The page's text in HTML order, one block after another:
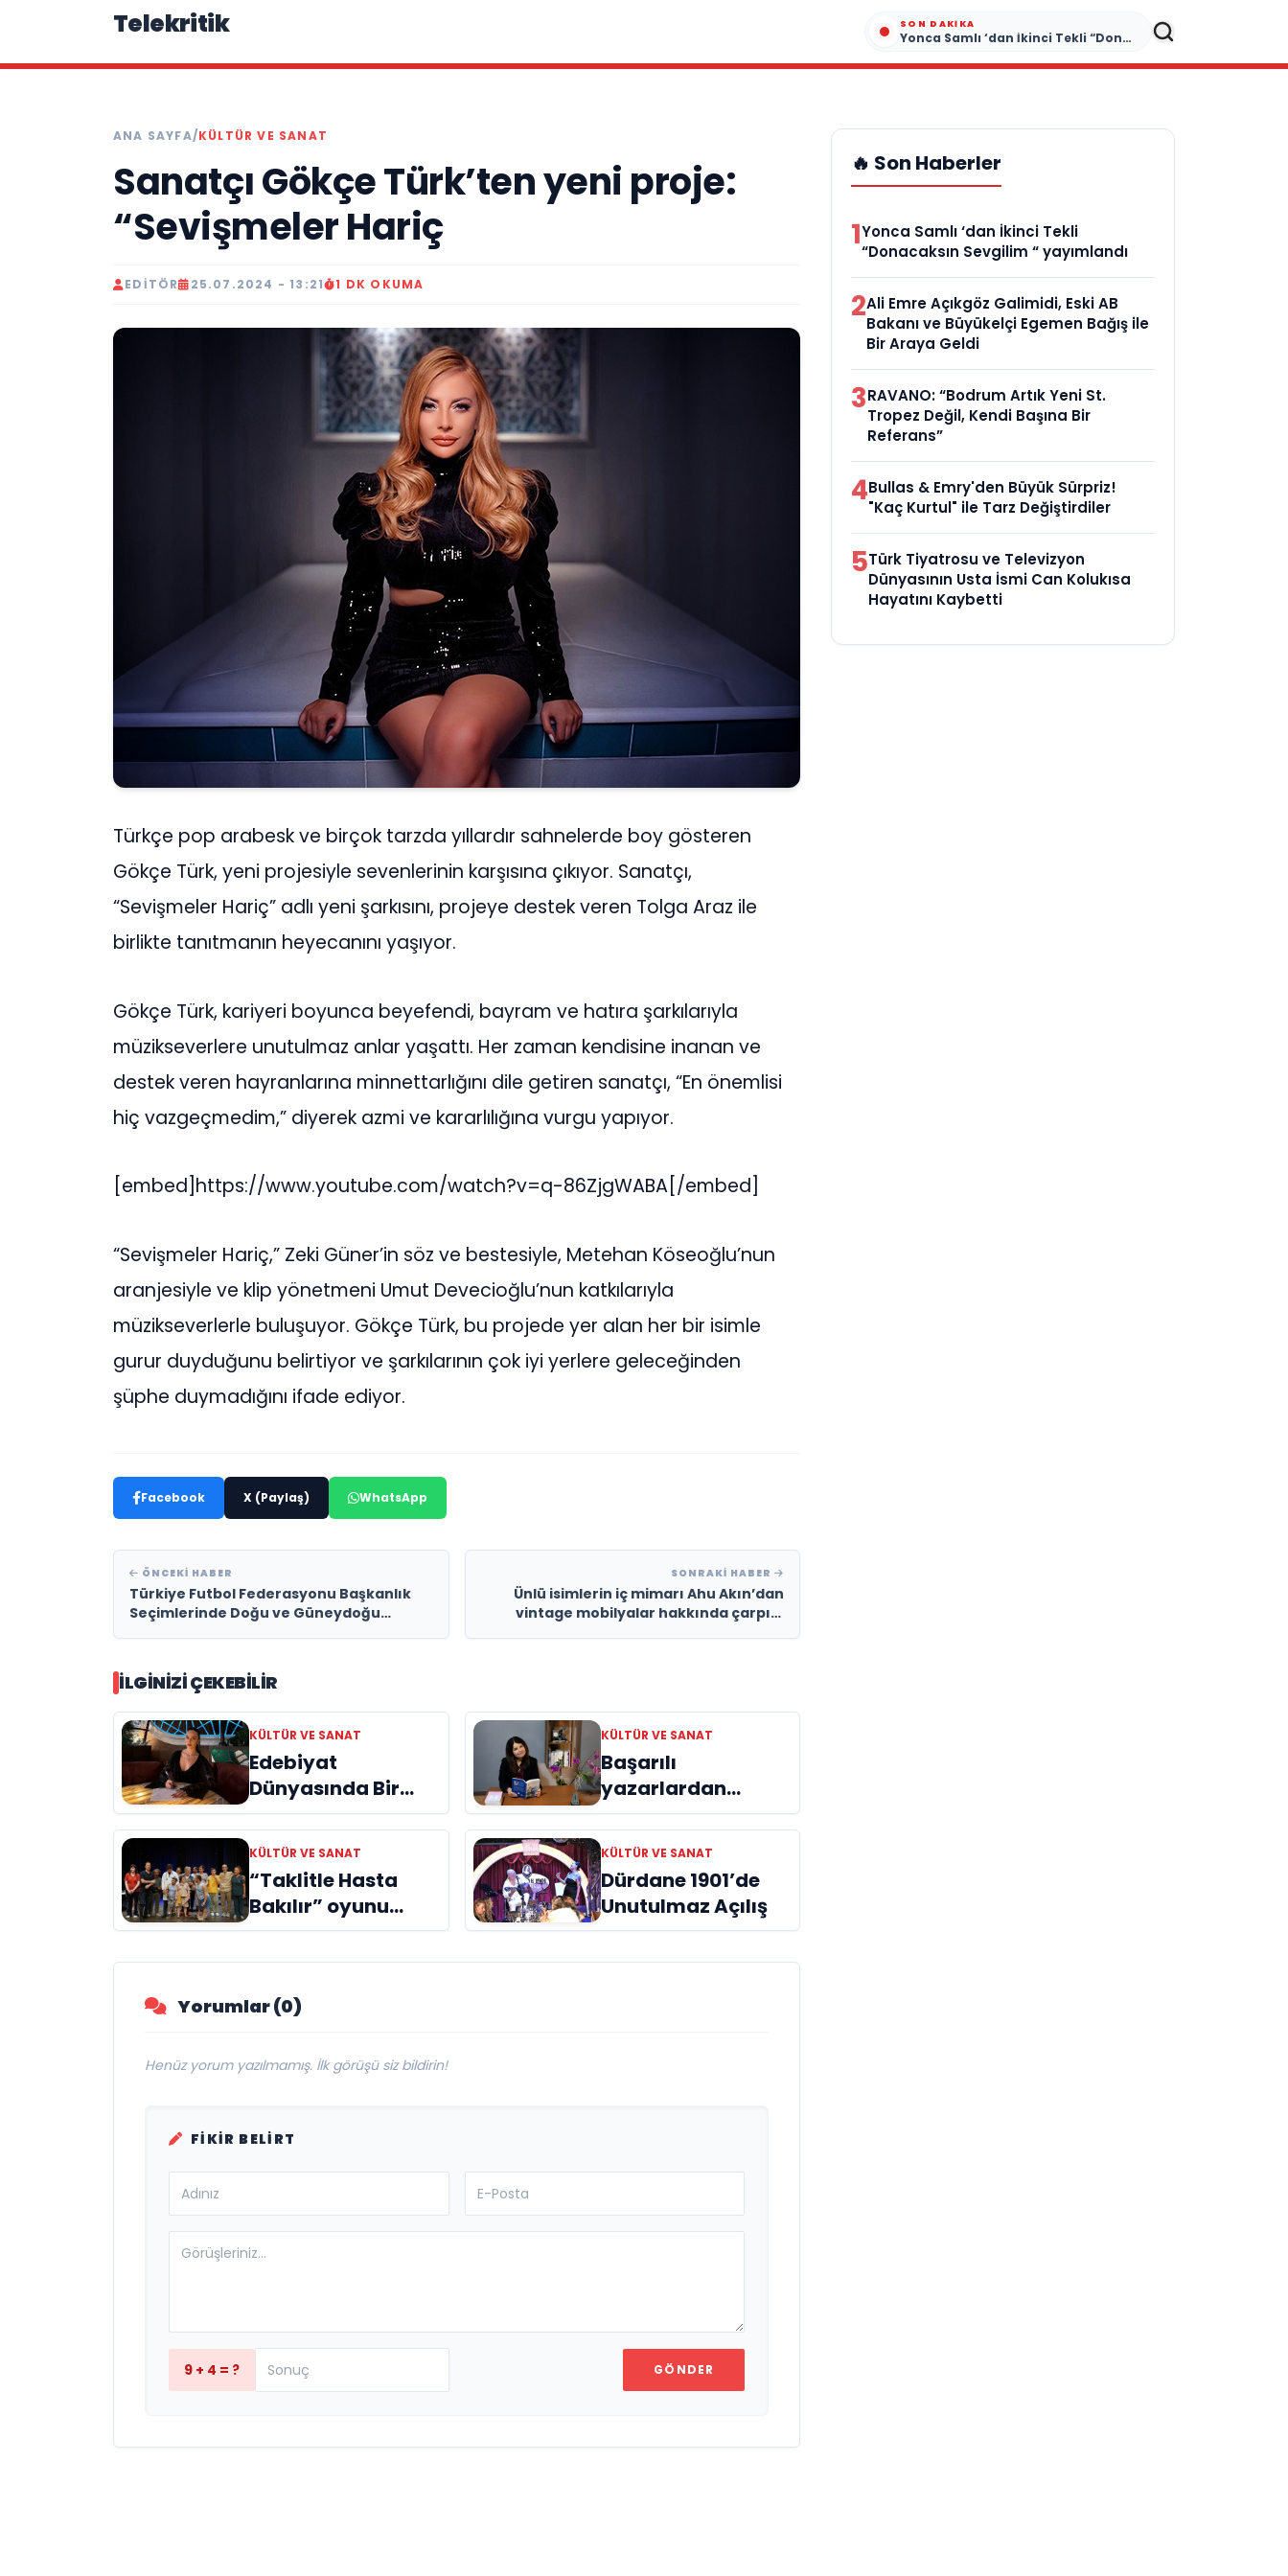
Telekritik SON DAKIKA
Yonca Samlı ‘dan İkinci Tekli “Donacaksın Sevgilim “ yayımlandı
ANA SAYFA/KÜLTÜR VE SANAT
Sanatçı Gökçe Türk’ten yeni proje:
“Sevişmeler Hariç
EDITÖR 25.07.2024 - 13:21 1 DK OKUMA
Türkçe pop arabesk ve birçok tarzda yıllardır sahnelerde boy gösteren
Gökçe Türk, yeni projesiyle sevenlerinin karşısına çıkıyor. Sanatçı,
“Sevişmeler Hariç” adlı yeni şarkısını, projeye destek veren Tolga Araz ile
birlikte tanıtmanın heyecanını yaşıyor.
Gökçe Türk, kariyeri boyunca beyefendi, bayram ve hatıra şarkılarıyla
müzikseverlere unutulmaz anlar yaşattı. Her zaman kendisine inanan ve
destek veren hayranlarına minnettarlığını dile getiren sanatçı, “En önemlisi
hiç vazgeçmedim,” diyerek azmi ve kararlılığına vurgu yapıyor.
[embed]https://www.youtube.com/watch?v=q-86ZjgWABA[/embed]
“Sevişmeler Hariç,” Zeki Güner’in söz ve bestesiyle, Metehan Köseoğlu’nun
aranjesiyle ve klip yönetmeni Umut Devecioğlu’nun katkılarıyla
müzikseverlerle buluşuyor. Gökçe Türk, bu projede yer alan her bir isimle
gurur duyduğunu belirtiyor ve şarkılarının çok iyi yerlere geleceğinden
şüphe duymadığını ifade ediyor.
Facebook X (Paylaş) WhatsApp
ÖNCEKI HABER
Türkiye Futbol Federasyonu Başkanlık
Seçimlerinde Doğu ve Güneydoğu
Cumhuriyet tarihinde bir ilke imza attı.
SONRAKI HABER
Ünlü isimlerin iç mimarı Ahu Akın’dan
vintage mobilyalar hakkında çarpıcı
İLGINIZI ÇEKEBILIR
KÜLTÜR VE SANAT
Edebiyat
Dünyasında Bir
Genç Deha
Doğuyor: Dilruba
Engin ve Zift Karası
Evreni ‘AVENOİR’
KÜLTÜR VE SANAT
Başarılı
yazarlardan
Azime Savaş’tan
başucu kitabı
“Emanet”
raflardaki yerini
aldı
KÜLTÜR VE SANAT
“Taklitle Hasta
Bakılır” oyunu
engelleri sanatla
aştı
KÜLTÜR VE SANAT
Dürdane 1901’de
Unutulmaz Açılış
Yorumlar (0)
Henüz yorum yazılmamış. İlk görüşü siz bildirin!
FIKIR BELIRT
9 + 4 = ? GÖNDER
🔥 Son Haberler
1Yonca Samlı ‘dan İkinci Tekli
“Donacaksın Sevgilim “ yayımlandı
2Ali Emre Açıkgöz Galimidi, Eski AB
Bakanı ve Büyükelçi Egemen Bağış ile
Bir Araya Geldi
3RAVANO: “Bodrum Artık Yeni St.
Tropez Değil, Kendi Başına Bir
Referans”
4Bullas & Emry'den Büyük Sürpriz!
"Kaç Kurtul" ile Tarz Değiştirdiler
5Türk Tiyatrosu ve Televizyon
Dünyasının Usta İsmi Can Kolukısa
Hayatını Kaybetti